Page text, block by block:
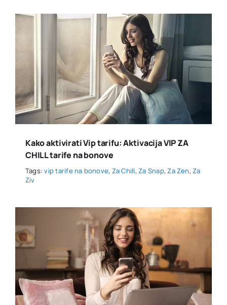
Kako aktivirati Vip tarifu: Aktivacija VIP ZA
CHILL tarife na bonove
Tags:vip tarife na bonove, Za Chill,Za Snap,Za Zen,Za
Ziv